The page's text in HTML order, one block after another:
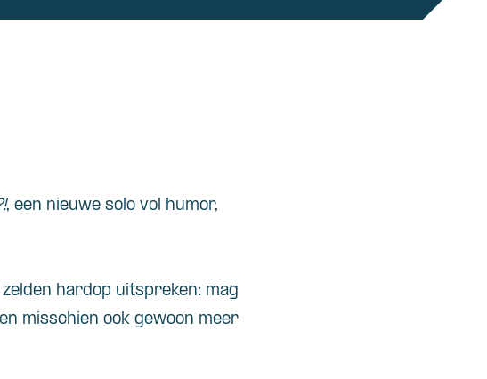
, een nieuwe solo vol humor,
hardop uitspreken: mag
misschien ook gewoon meer